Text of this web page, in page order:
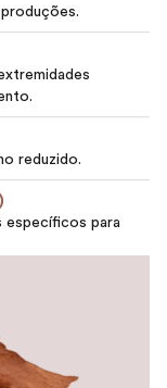
reduzido.
específicos para